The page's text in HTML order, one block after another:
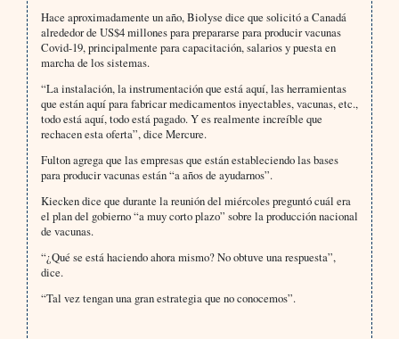
Hace aproximadamente un año, Biolyse dice que solicitó a Canadá
alrededor de US$4 millones para prepararse para producir vacunas
Covid-19, principalmente para capacitación, salarios y puesta en
marcha de los sistemas.
“La instalación, la instrumentación que está aquí, las herramientas
que están aquí para fabricar medicamentos inyectables, vacunas, etc.,
todo está aquí, todo está pagado. Y es realmente increíble que
rechacen esta oferta”, dice Mercure.
Fulton agrega que las empresas que están estableciendo las bases
para producir vacunas están “a años de ayudarnos”.
Kiecken dice que durante la reunión del miércoles preguntó cuál era
el plan del gobierno “a muy corto plazo” sobre la producción nacional
de vacunas.
“¿Qué se está haciendo ahora mismo? No obtuve una respuesta”,
dice.
“Tal vez tengan una gran estrategia que no conocemos”.